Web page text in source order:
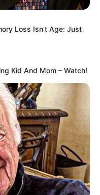
kaum perempuan untuk
kita berada!
Loss Isn't Age: Just
Kid And Mom – Watch!